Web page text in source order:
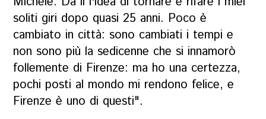
soliti giri dopo quasi 25 anni. Poco è
cambiato in città: sono cambiati i tempi e
non sono più la sedicenne che si innamorò
follemente di Firenze: ma ho una certezza,
pochi posti al mondo mi rendono felice, e
Firenze è uno di questi".